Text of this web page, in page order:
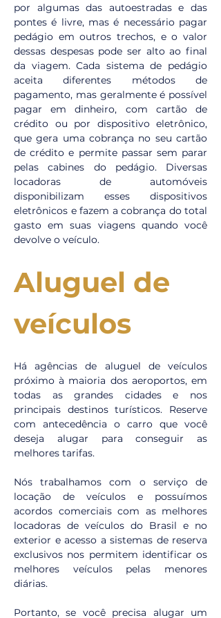
por algumas das autoestradas e das
pontes é livre, mas é necessário pagar
pedágio em outros trechos, e o valor
dessas despesas pode ser alto ao final
da viagem. Cada sistema de pedágio
aceita diferentes métodos de
pagamento, mas geralmente é possível
pagar em dinheiro, com cartão de
crédito ou por dispositivo eletrônico,
que gera uma cobrança no seu cartão
de crédito e permite passar sem parar
pelas cabines do pedágio. Diversas
locadoras de automóveis
disponibilizam esses dispositivos
eletrônicos e fazem a cobrança do total
gasto em suas viagens quando você
devolve o veículo.
Aluguel de
veículos
Há agências de aluguel de veículos
próximo à maioria dos aeroportos, em
todas as grandes cidades e nos
principais destinos turísticos. Reserve
com antecedência o carro que você
deseja alugar para conseguir as
melhores tarifas.
Nós trabalhamos com o serviço de
locação de veículos e possuímos
acordos comerciais com as melhores
locadoras de veículos do Brasil e no
exterior e acesso a sistemas de reserva
exclusivos nos permitem identificar os
melhores veículos pelas menores
diárias.
Portanto, se você precisa alugar um